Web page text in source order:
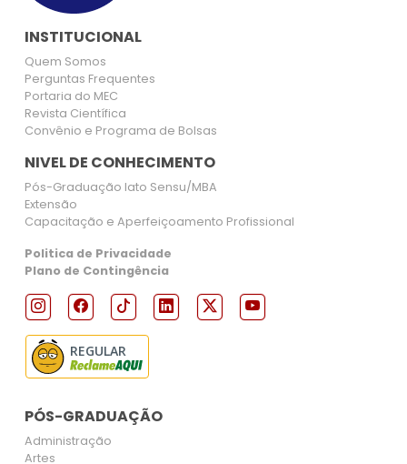
INSTITUCIONAL
Quem Somos
Perguntas Frequentes
Portaria do MEC
Revista Científica
Convênio e Programa de Bolsas
NIVEL DE CONHECIMENTO
Pós-Graduação lato Sensu/MBA
Extensão
Capacitação e Aperfeiçoamento Profissional
Politica de Privacidade
Plano de Contingência
REGULAR
PÓS-GRADUAÇÃO
Administração
Artes